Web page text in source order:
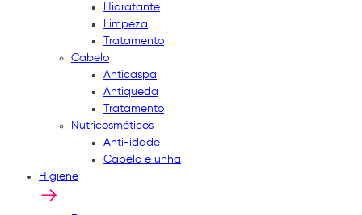
Hidratante
Limpeza
Tratamento
Cabelo
Anticaspa
Antiqueda
Tratamento
Nutricosméticos
Anti-idade
Cabelo e unha
Higiene